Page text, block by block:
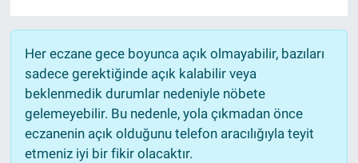
Her eczane gece boyunca açık olmayabilir, bazıları
sadece gerektiğinde açık kalabilir veya
beklenmedik durumlar nedeniyle nöbete
gelemeyebilir. Bu nedenle, yola çıkmadan önce
eczanenin açık olduğunu telefon aracılığıyla teyit
etmeniz iyi bir fikir olacaktır.